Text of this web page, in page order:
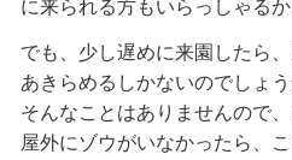
に来られる方もいらっしゃるか
でも、少し遅めに来園したら
あきらめるしかないのでしょう
そんなことはありませんので、
屋外にゾウがいなかったら、